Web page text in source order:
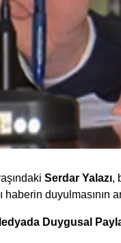
Serdar Yalazı,
haberin duyulmasının
Duygusal